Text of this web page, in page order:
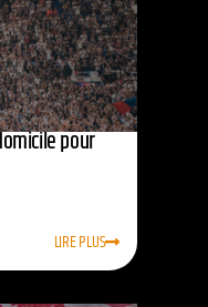
pour
LIRE PLUS